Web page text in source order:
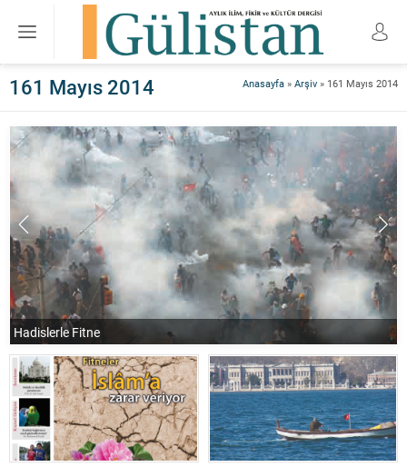
Anasayfa » Arşiv » 161 Mayıs 2014
161 Mayıs 2014
Hadislerle Fitne